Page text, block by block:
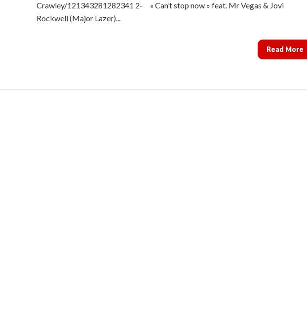
Crawley/121343281282341 2- « Can’t stop now » feat. Mr Vegas & Jovi
Rockwell (Major Lazer)...
Read More